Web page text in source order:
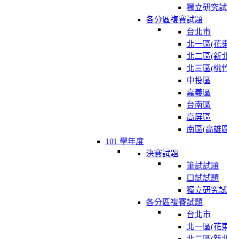
獨立研究
各分區複賽試題
台北市
北一區(花
北二區(新
北三區(桃
中投區
嘉義區
台南區
高屏區
南區(高雄
101 學年度
決賽試題
筆試試題
口試試題
獨立研究
各分區複賽試題
台北市
北一區(花